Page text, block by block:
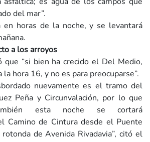
del mar”.
en horas de la noche, y se levantará
a los arroyos
que “si bien ha crecido el Del Medio,
hora 16, y no es para preocuparse”.
nuevamente es el tramo del
Peña y Circunvalación, por lo que
esta noche se cortará
Camino de Cintura desde el Puente
de Avenida Rivadavia”, citó el